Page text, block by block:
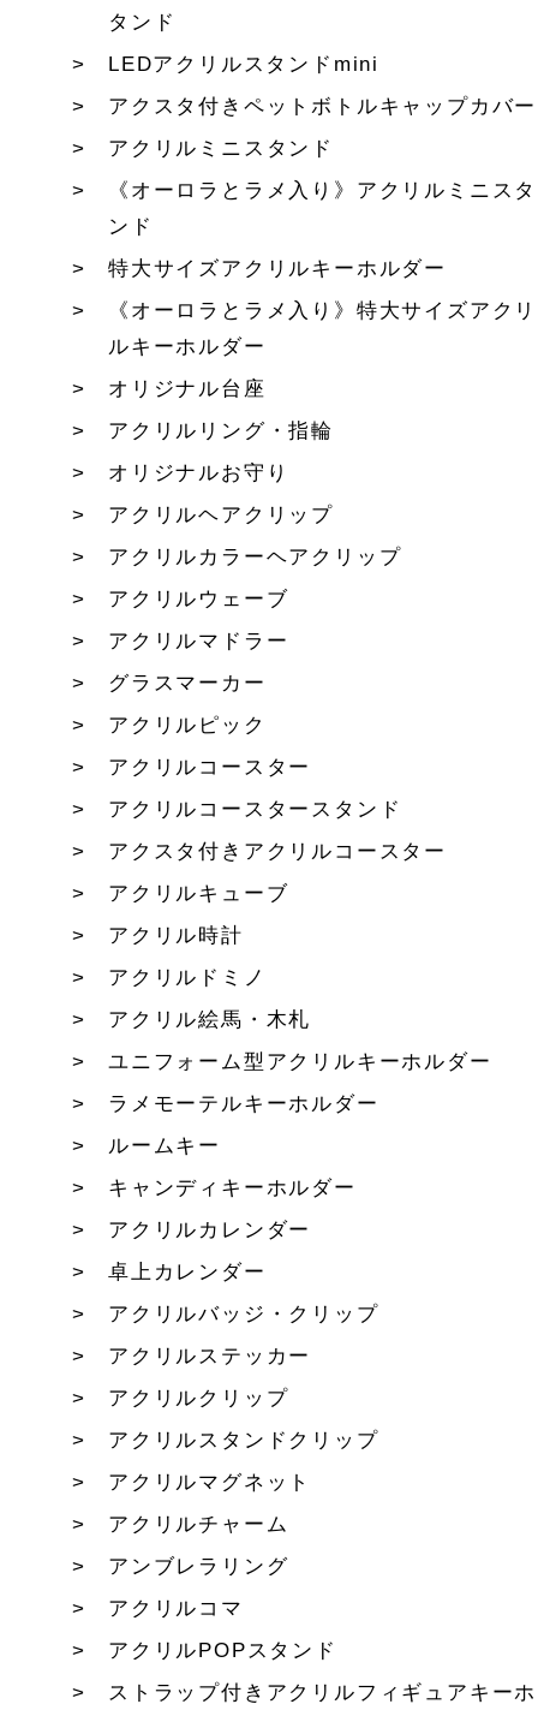
タンド
LEDアクリルスタンドmini
アクスタ付きペットボトルキャップカバー
アクリルミニスタンド
《オーロラとラメ入り》アクリルミニスタ
ンド
特大サイズアクリルキーホルダー
《オーロラとラメ入り》特大サイズアクリ
ルキーホルダー
オリジナル台座
アクリルリング・指輪
オリジナルお守り
アクリルヘアクリップ
アクリルカラーヘアクリップ
アクリルウェーブ
アクリルマドラー
グラスマーカー
アクリルピック
アクリルコースター
アクリルコースタースタンド
アクスタ付きアクリルコースター
アクリルキューブ
アクリル時計
アクリルドミノ
アクリル絵馬・木札
ユニフォーム型アクリルキーホルダー
ラメモーテルキーホルダー
ルームキー
キャンディキーホルダー
アクリルカレンダー
卓上カレンダー
アクリルバッジ・クリップ
アクリルステッカー
アクリルクリップ
アクリルスタンドクリップ
アクリルマグネット
アクリルチャーム
アンブレラリング
アクリルコマ
アクリルPOPスタンド
ストラップ付きアクリルフィギュアキーホ